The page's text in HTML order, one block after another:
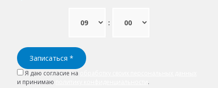
:
Записаться *
Я даю согласие на
и принимаю
.